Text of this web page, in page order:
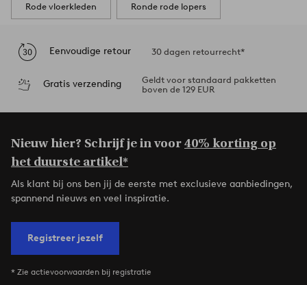
Rode vloerkleden Ronde rode lopers
Eenvoudige retour 30 dagen retourrecht*
Gratis verzending
Geldt voor standaard pakketten
boven de 129 EUR
Nieuw hier? Schrijf je in voor40% korting op
het duurste artikel*
Als klant bij ons ben jij de eerste met exclusieve aanbiedingen,
spannend nieuws en veel inspiratie.
Registreer jezelf
* Zie actievoorwaarden bij registratie